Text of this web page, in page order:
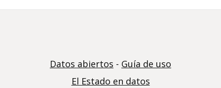
Datos abiertos - Guía de uso
El Estado en datos